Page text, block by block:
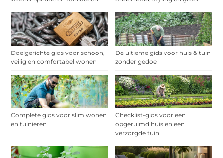
Doelgerichte gids voor schoon,
veilig en comfortabel wonen
De ultieme gids voor huis & tuin
zonder gedoe
Complete gids voor slim wonen
en tuinieren
Checklist-gids voor een
opgeruimd huis en een
verzorgde tuin